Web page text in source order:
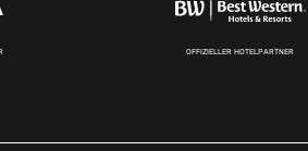
OFFIZIELLER HOTELPARTNER